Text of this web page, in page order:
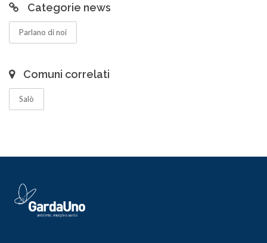
Categorie news
Parlano di noi
Comuni correlati
Salò